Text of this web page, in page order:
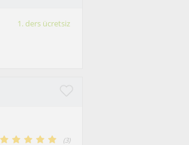
1. ders ücretsiz
(3)